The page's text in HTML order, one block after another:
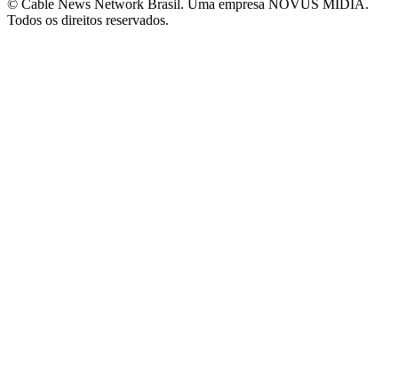
© Cable News Network Brasil. Uma empresa NOVUS MÍDIA.
Todos os direitos reservados.